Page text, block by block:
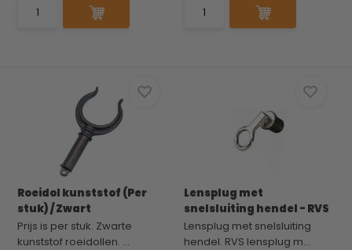
Roeidol kunststof (Per
stuk) / Zwart
Prijs is per stuk. Zwarte
kunststof roeidollen. ...
Lensplug met
snelsluiting hendel - RVS
Lensplug met snelsluiting
hendel. RVS lensplug m...